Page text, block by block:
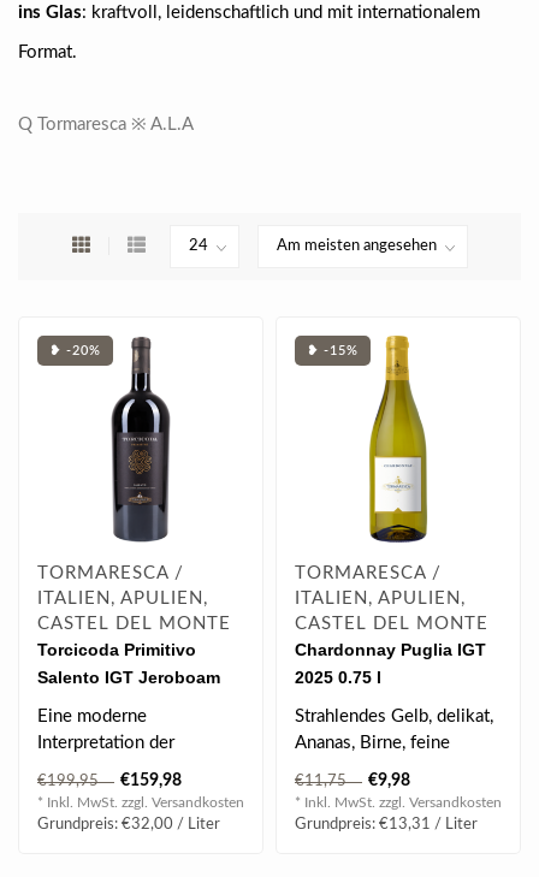
ins Glas: kraftvoll, leidenschaftlich und mit internationalem
Format.
Q Tormaresca ※ A.L.A
❥ -20%
TORMARESCA /
ITALIEN, APULIEN,
CASTEL DEL MONTE
Torcicoda Primitivo
Salento IGT Jeroboam
2021 5.0 l
Eine moderne
Interpretation der
Primitivo-Traube, der
erste apulische Wein, der
..
€199,95 €159,98
* Inkl. MwSt. zzgl. Versandkosten
Grundpreis: €32,00 / Liter
❥ -15%
TORMARESCA /
ITALIEN, APULIEN,
CASTEL DEL MONTE
Chardonnay Puglia IGT
2025 0.75 l
Strahlendes Gelb, delikat,
Ananas, Birne, feine
Honignoten, vollmundig,
finessen..
€11,75 €9,98
* Inkl. MwSt. zzgl. Versandkosten
Grundpreis: €13,31 / Liter